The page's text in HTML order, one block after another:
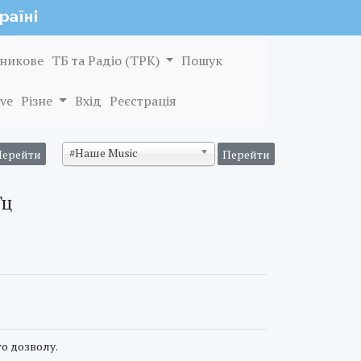
ТБ та Радіо (ТРК) Пошук
Різне Вхід Реєстрація
#Наше Music
дозволу.